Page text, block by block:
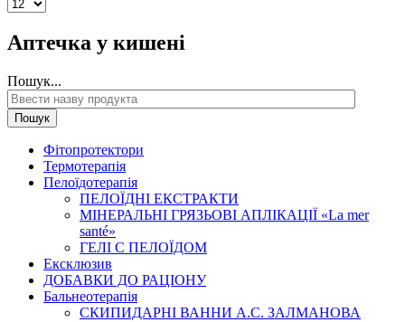
Аптечка у кишені
Пошук...
Пошук
Фітопротектори
Термотерапія
Пелоїдотерапія
ПЕЛОЇДНІ ЕКСТРАКТИ
МІНЕРАЛЬНІ ГРЯЗЬОВІ АПЛІКАЦІЇ «La mer
santé»
ГЕЛІ С ПЕЛОЇДОМ
Ексклюзив
ДОБАВКИ ДО РАЦІОНУ
Бальнеотерапія
СКИПИДАРНІ ВАННИ А.С. ЗАЛМАНОВА